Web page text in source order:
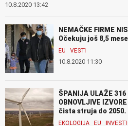
10.8.2020 13:42
NEMAČKE FIRME
Očekuju još 8,5
EU VESTI
10.8.2020 11:30
ŠPANIJA ULAŽE 316
OBNOVLJIVE
čista struja do 2050.
EKOLOGIJA EU